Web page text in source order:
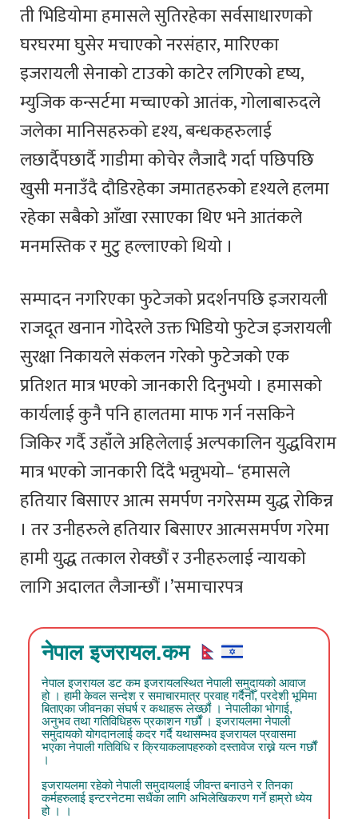
ती भिडियोमा हमासले सुतिरहेका सर्वसाधारणको
घरघरमा घुसेर मचाएको नरसंहार, मारिएका
इजरायली सेनाको टाउको काटेर लगिएको दृष्य,
म्युजिक कन्सर्टमा मच्चाएको आतंक, गोलाबारुदले
जलेका मानिसहरुको दृश्य, बन्धकहरुलाई
लछार्दैपछार्दै गाडीमा कोचेर लैजादै गर्दा पछिपछि
खुसी मनाउँदै दौडिरहेका जमातहरुको दृश्यले हलमा
रहेका सबैको आँखा रसाएका थिए भने आतंकले
मनमस्तिक र मुटु हल्लाएको थियो ।
सम्पादन नगरिएका फुटेजको प्रदर्शनपछि इजरायली
राजदूत खनान गोदेरले उक्त भिडियो फुटेज इजरायली
सुरक्षा निकायले संकलन गरेको फुटेजको एक
प्रतिशत मात्र भएको जानकारी दिनुभयो । हमासको
कार्यलाई कुनै पनि हालतमा माफ गर्न नसकिने
जिकिर गर्दै उहाँले अहिलेलाई अल्पकालिन युद्धविराम
मात्र भएको जानकारी दिंदै भन्नुभयो– ‘हमासले
हतियार बिसाएर आत्म समर्पण नगरेसम्म युद्ध रोकिन्न
। तर उनीहरुले हतियार बिसाएर आत्मसमर्पण गरेमा
हामी युद्ध तत्काल रोक्छौं र उनीहरुलाई न्यायको
लागि अदालत लैजान्छौं ।’समाचारपत्र
नेपाल इजरायल.कम
नेपाल इजरायल डट कम इजरायलस्थित नेपाली समुदायको आवाज
हो । हामी केवल सन्देश र समाचारमात्र प्रवाह गर्दैनौँ, परदेशी भूमिमा
बिताएका जीवनका संघर्ष र कथाहरू लेख्छौं । नेपालीका भोगाई,
अनुभव तथा गतिविधिहरू प्रकाशन गर्छौं । इजरायलमा नेपाली
समुदायको योगदानलाई कदर गर्दै यथासम्भव इजरायल प्रवासमा
भएका नेपाली गतिविधि र क्रियाकलापहरुको दस्तावेज राख्ने यत्न गर्छौं
।
इजरायलमा रहेको नेपाली समुदायलाई जीवन्त बनाउने र तिनका
कर्महरुलाई इन्टरनेटमा सधैंका लागि अभिलेखिकरण गर्ने हाम्रो ध्येय
हो । ।